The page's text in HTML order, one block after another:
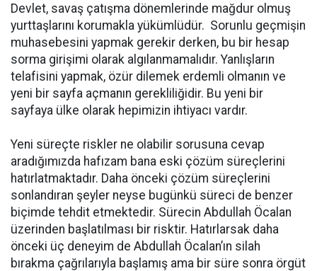
Devlet, savaş çatışma dönemlerinde mağdur olmuş
yurttaşlarını korumakla yükümlüdür. Sorunlu geçmişin
muhasebesini yapmak gerekir derken, bu bir hesap
sorma girişimi olarak algılanmamalıdır. Yanlışların
telafisini yapmak, özür dilemek erdemli olmanın ve
yeni bir sayfa açmanın gerekliliğidir. Bu yeni bir
sayfaya ülke olarak hepimizin ihtiyacı vardır.
Yeni süreçte riskler ne olabilir sorusuna cevap
aradığımızda hafızam bana eski çözüm süreçlerini
hatırlatmaktadır. Daha önceki çözüm süreçlerini
sonlandıran şeyler neyse bugünkü süreci de benzer
biçimde tehdit etmektedir. Sürecin Abdullah Öcalan
üzerinden başlatılması bir risktir. Hatırlarsak daha
önceki üç deneyim de Abdullah Öcalan’ın silah
bırakma çağrılarıyla başlamış ama bir süre sonra örgüt